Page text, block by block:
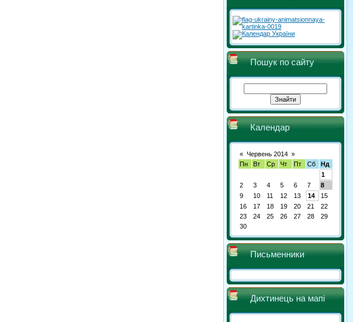
Пошук по сайту
Календар
« Червень 2014 »
Пн
Вт Ср Чт Пт Сб
Нд
1
2
3 4 5 6 7
8
9
10 11 12 13 14
15
16
17 18 19 20 21
22
23
24 25 26 27 28
29
30
Письменники
Дихтинець на мапі